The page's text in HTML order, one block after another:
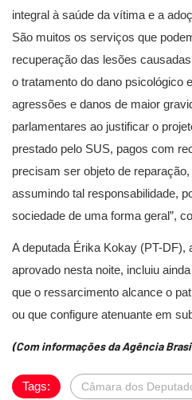
integral à saúde da vítima e a
São muitos os serviços que
recuperação das lesões
o tratamento do dano psicológico
agressões e danos de maior
parlamentares ao justificar o
prestado pelo SUS, pagos com
precisam ser objeto de
assumindo tal responsabilidade,
sociedade de uma forma geral”,
A deputada Érika Kokay (PT-DF),
aprovado nesta noite, incluiu
que o ressarcimento alcance o
ou que configure atenuante em
(Com informações da Agência
Tags: Câmara dos